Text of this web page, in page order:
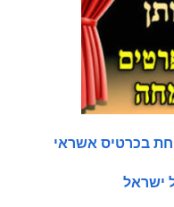
בכרטיס אשראי
ישראל